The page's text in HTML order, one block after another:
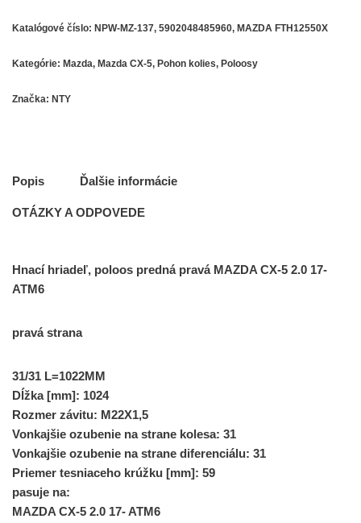
Katalógové číslo: NPW-MZ-137, 5902048485960, MAZDA FTH12550X
Kategórie: Mazda, Mazda CX-5, Pohon kolies, Poloosy
Značka: NTY
Popis Ďalšie informácie
OTÁZKY A ODPOVEDE
Hnací hriadeľ, poloos predná pravá MAZDA CX-5 2.0 17-
ATM6
pravá strana
31/31 L=1022MM
Dĺžka [mm]: 1024
Rozmer závitu: M22X1,5
Vonkajšie ozubenie na strane kolesa: 31
Vonkajšie ozubenie na strane diferenciálu: 31
Priemer tesniaceho krúžku [mm]: 59
pasuje na:
MAZDA CX-5 2.0 17- ATM6